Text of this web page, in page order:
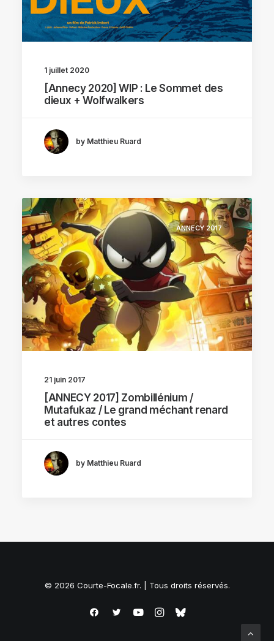
1 juillet 2020
[Annecy 2020] WIP : Le Sommet des
dieux + Wolfwalkers
by Matthieu Ruard
ANNECY 2017
21 juin 2017
[ANNECY 2017] Zombillénium /
Mutafukaz / Le grand méchant renard
et autres contes
by Matthieu Ruard
© 2026 Courte-Focale.fr. | Tous droits réservés.